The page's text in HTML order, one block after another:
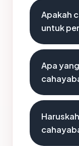
Apakah
untuk
Apa